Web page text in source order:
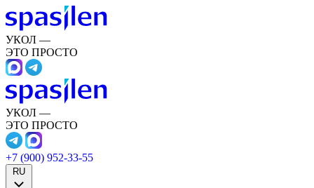
УКОЛ —
ЭТО ПРОСТО
УКОЛ —
ЭТО ПРОСТО
+7 (900) 952-33-55
RU